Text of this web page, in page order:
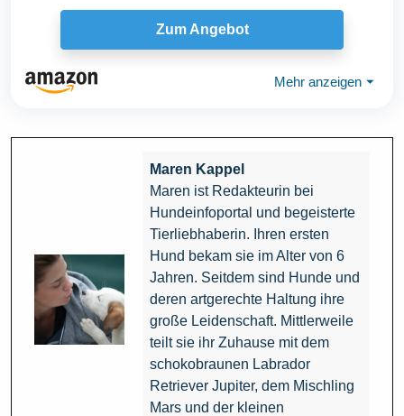
Zum Angebot
Mehr anzeigen ⏷
Maren Kappel
Maren ist Redakteurin bei
Hundeinfoportal und begeisterte
Tierliebhaberin. Ihren ersten
Hund bekam sie im Alter von 6
Jahren. Seitdem sind Hunde und
deren artgerechte Haltung ihre
große Leidenschaft. Mittlerweile
teilt sie ihr Zuhause mit dem
schokobraunen Labrador
Retriever Jupiter, dem Mischling
Mars und der kleinen